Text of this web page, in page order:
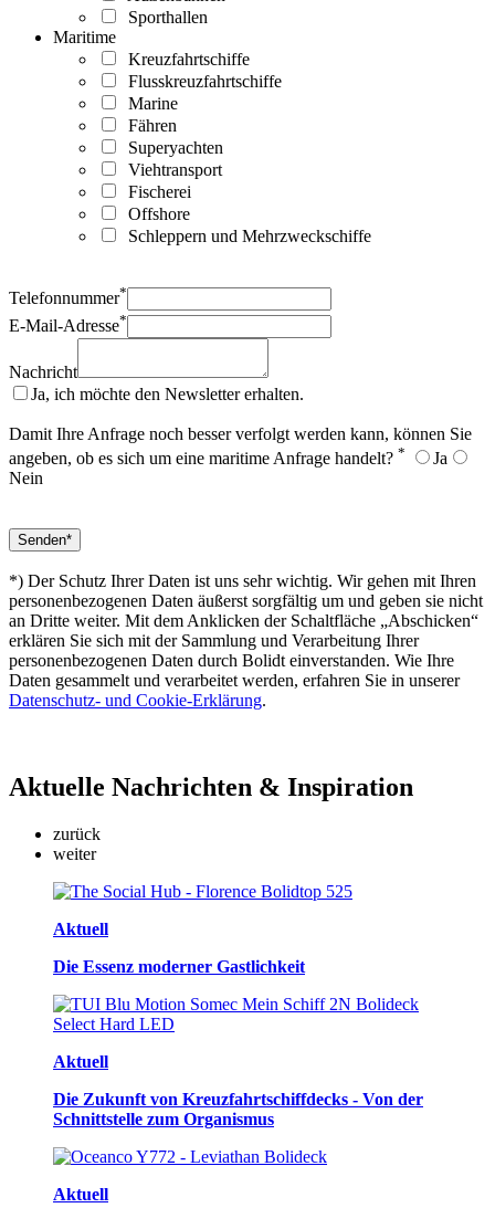
Sporthallen
Maritime
Kreuzfahrtschiffe
Flusskreuzfahrtschiffe
Marine
Fähren
Superyachten
Viehtransport
Fischerei
Offshore
Schleppern und Mehrzweckschiffe
Telefonnummer*
E-Mail-Adresse*
Nachricht
Ja, ich möchte den Newsletter erhalten.
Damit Ihre Anfrage noch besser verfolgt werden kann, können Sie
angeben, ob es sich um eine maritime Anfrage handelt? *
Ja
Nein
*) Der Schutz Ihrer Daten ist uns sehr wichtig. Wir gehen mit Ihren
personenbezogenen Daten äußerst sorgfältig um und geben sie nicht
an Dritte weiter. Mit dem Anklicken der Schaltfläche „Abschicken“
erklären Sie sich mit der Sammlung und Verarbeitung Ihrer
personenbezogenen Daten durch Bolidt einverstanden. Wie Ihre
Daten gesammelt und verarbeitet werden, erfahren Sie in unserer
Datenschutz- und Cookie-Erklärung.
Aktuelle Nachrichten & Inspiration
zurück
weiter
Aktuell
Die Essenz moderner Gastlichkeit
Aktuell
Die Zukunft von Kreuzfahrtschiffdecks - Von der
Schnittstelle zum Organismus
Aktuell